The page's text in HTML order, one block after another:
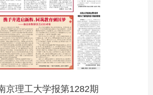
京理工大学报第1282期